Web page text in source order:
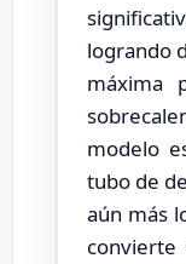
logrando
máxima
modelo
tubo de
aún más